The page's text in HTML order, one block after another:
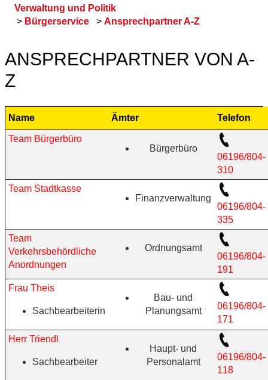
Verwaltung und Politik
Bürgerservice
Ansprechpartner A-Z
ANSPRECHPARTNER VON A-
Z
Name Ämter Telefon
Team Bürgerbüro
Bürgerbüro
06196/804-
310
Team Stadtkasse
Finanzverwaltung
06196/804-
335
Team
Verkehrsbehördliche
Anordnungen
Ordnungsamt
06196/804-
191
Frau Theis
Sachbearbeiterin
Bau- und
Planungsamt
06196/804-
171
Herr Triendl
Sachbearbeiter
Haupt- und
Personalamt
06196/804-
118